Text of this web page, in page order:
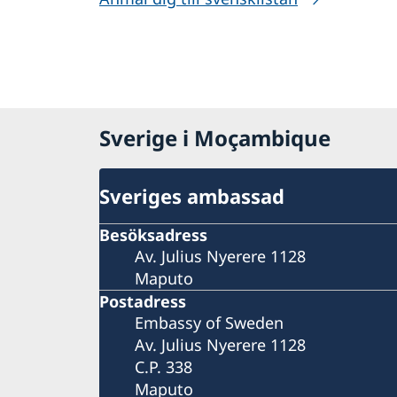
Sverige i Moçambique
Sveriges ambassad
Besöksadress
Av. Julius Nyerere 1128
Maputo
Postadress
Embassy of Sweden
Av. Julius Nyerere 1128
C.P. 338
Maputo